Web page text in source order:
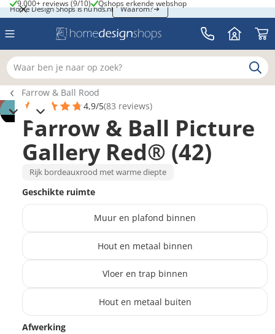
Home Design Shops is nu hds.nl
Home Design Shops is nu hds.nl Waarom?
9.000+ reviews (9/10)
9.000+ reviews (9/10) Qshops erkende webshop
Qshops erkende webshop
Waar ben je naar op zoek?
Breadcrumb navigatie
Farrow & Ball Rood
4,9/5(83 reviews)
Farrow & Ball Picture
Gallery Red® (42)
Rijk bordeauxrood met warme diepte
Geschikte ruimte
Muur en plafond binnen
Hout en metaal binnen
Vloer en trap binnen
Hout en metaal buiten
Translation missing: nl.products.paint_filter.description
Afwerking